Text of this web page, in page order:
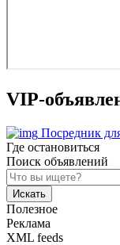
VIP-
Посредник
Где остановиться
Поиск объявлений
Искать
Полезное
Реклама
XML feeds